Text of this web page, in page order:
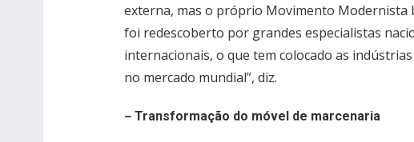
externa, mas o próprio Movimento Modernista
foi redescoberto por grandes especialistas
internacionais, o que tem colocado as
no mercado mundial”, diz.
– Transformação do móvel de marcenaria